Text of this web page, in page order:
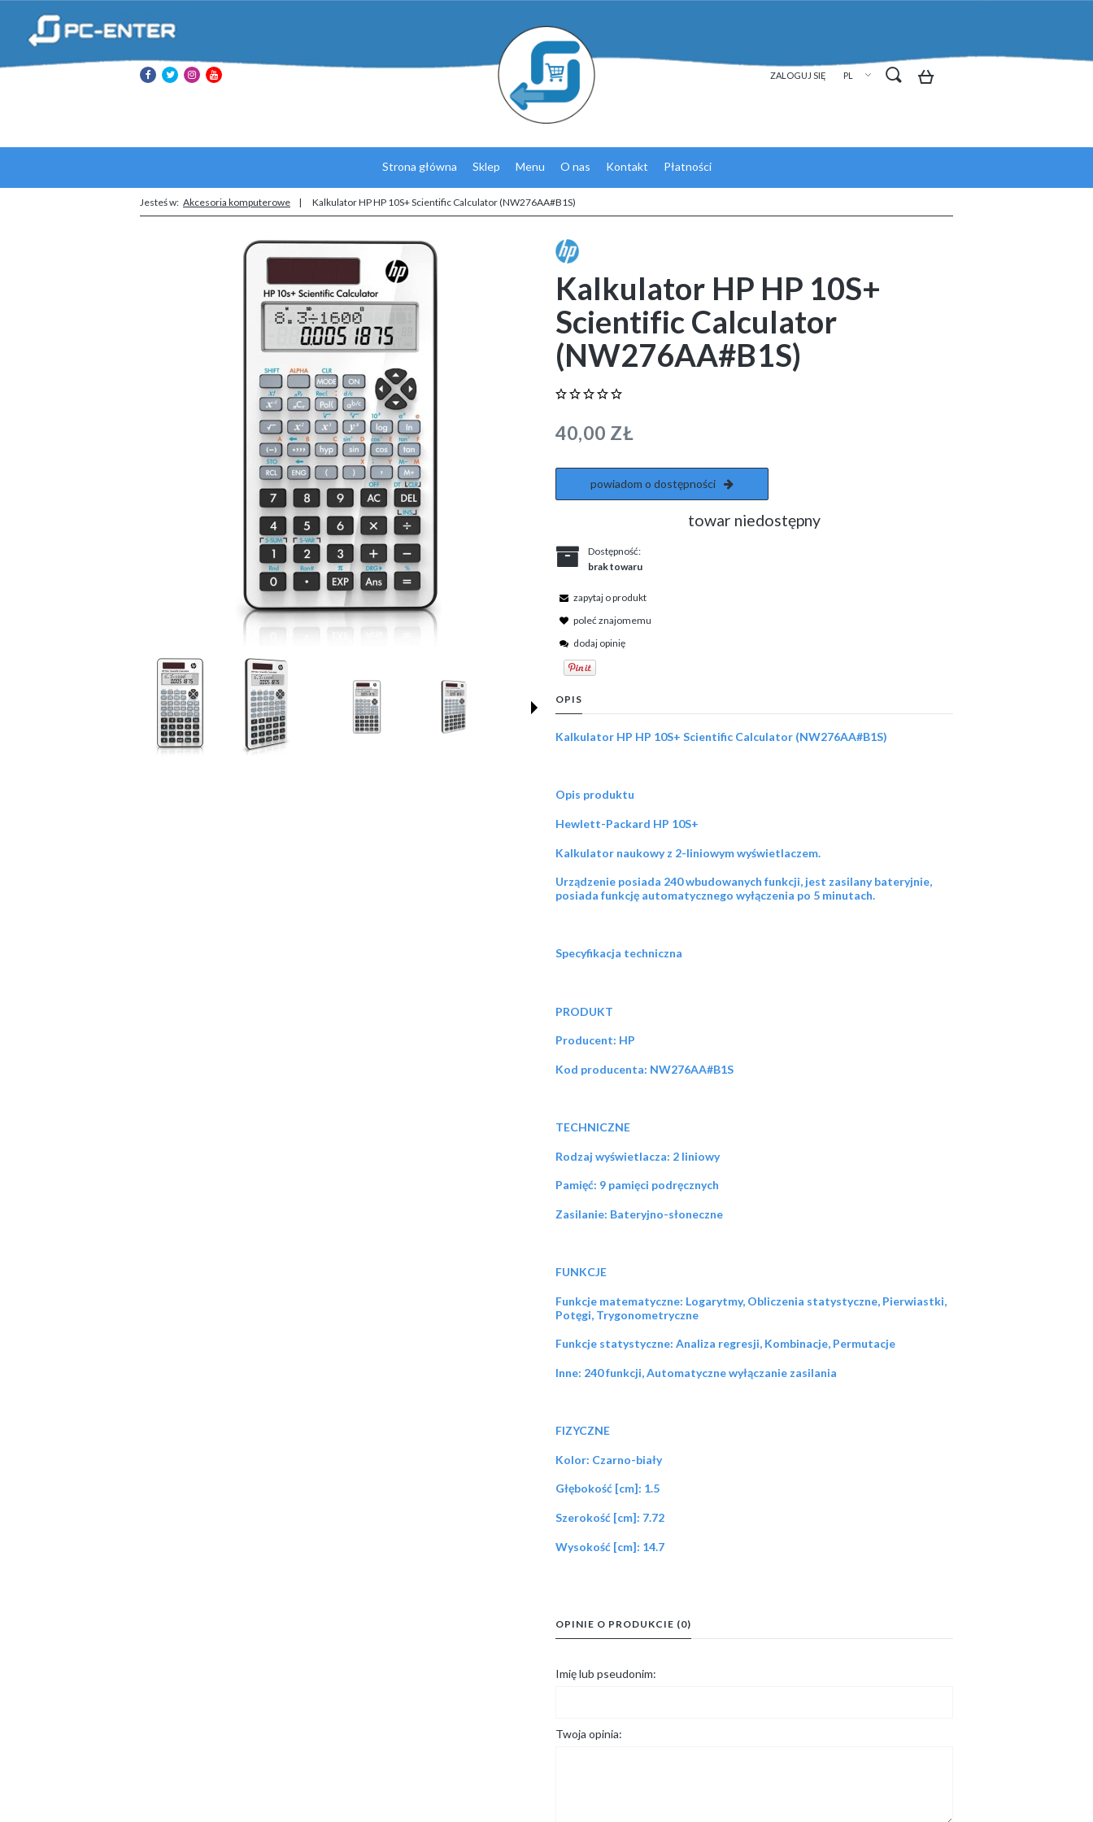
Strona główna Sklep Menu O nas Kontakt Płatności
Jesteś w: Akcesoria komputerowe Kalkulator HP HP 10S+ Scientific Calculator (NW276AA#B1S)
Kalkulator HP HP 10S+
Scientific Calculator
(NW276AA#B1S)
40,00 ZŁ
powiadom o dostępności
towar niedostępny
Dostępność:
brak towaru
zapytaj o produkt
poleć znajomemu
dodaj opinię
OPIS
Kalkulator HP HP 10S+ Scientific Calculator (NW276AA#B1S)
Opis produktu
Hewlett-Packard HP 10S+
Kalkulator naukowy z 2-liniowym wyświetlaczem.
Urządzenie posiada 240 wbudowanych funkcji, jest zasilany bateryjnie,
posiada funkcję automatycznego wyłączenia po 5 minutach.
Specyfikacja techniczna
PRODUKT
Producent: HP
Kod producenta: NW276AA#B1S
TECHNICZNE
Rodzaj wyświetlacza: 2 liniowy
Pamięć: 9 pamięci podręcznych
Zasilanie: Bateryjno-słoneczne
FUNKCJE
Funkcje matematyczne: Logarytmy, Obliczenia statystyczne, Pierwiastki,
Potęgi, Trygonometryczne
Funkcje statystyczne: Analiza regresji, Kombinacje, Permutacje
Inne: 240 funkcji, Automatyczne wyłączanie zasilania
FIZYCZNE
Kolor: Czarno-biały
Głębokość [cm]: 1.5
Szerokość [cm]: 7.72
Wysokość [cm]: 14.7
OPINIE O PRODUKCIE (0)
Imię lub pseudonim:
Twoja opinia: